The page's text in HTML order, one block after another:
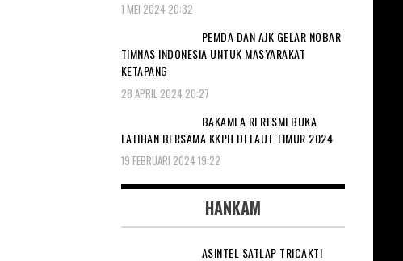
1 MEI 2024 20:32
PEMDA DAN AJK GELAR NOBAR
TIMNAS INDONESIA UNTUK MASYARAKAT
KETAPANG
28 APRIL 2024 20:27
BAKAMLA RI RESMI BUKA
LATIHAN BERSAMA KKPH DI LAUT TIMUR 2024
19 FEBRUARI 2024 19:22
HANKAM
ASINTEL SATLAP TRICAKTI